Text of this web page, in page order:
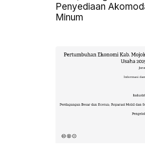
Penyediaan
Minum